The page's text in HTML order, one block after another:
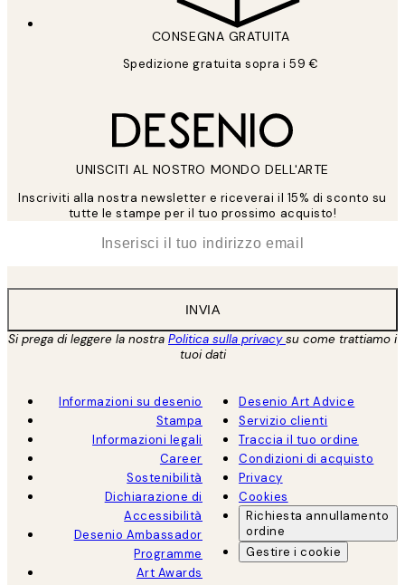
CONSEGNA GRATUITA
Spedizione gratuita sopra i 59 €
UNISCITI AL NOSTRO MONDO DELL'ARTE
Inscriviti alla nostra newsletter e riceverai il 15% di sconto su
tutte le stampe per il tuo prossimo acquisto!
INVIA
Si prega di leggere la nostra Politica sulla privacysu come trattiamo i
tuoi dati
Informazioni su desenio
Stampa
Informazioni legali
Career
Sostenibilità
Dichiarazione di
Accessibilità
Desenio Ambassador
Programme
Art Awards
Desenio Art Advice
Servizio clienti
Traccia il tuo ordine
Condizioni di acquisto
Privacy
Cookies
Richiesta annullamento
ordine
Gestire i cookie